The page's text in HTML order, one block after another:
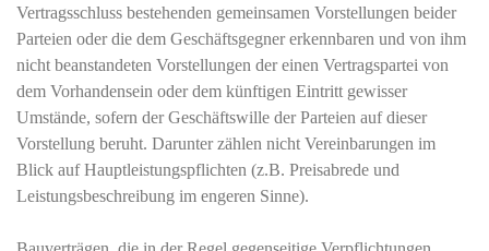
Vertragsschluss bestehenden gemeinsamen Vorstellungen beider
Parteien oder die dem Geschäftsgegner erkennbaren und von ihm
nicht beanstandeten Vorstellungen der einen Vertragspartei von
dem Vorhandensein oder dem künftigen Eintritt gewisser
Umstände, sofern der Geschäftswille der Parteien auf dieser
Vorstellung beruht. Darunter zählen nicht Vereinbarungen im
Blick auf Hauptleistungspflichten (z.B. Preisabrede und
Leistungsbeschreibung im engeren Sinne).